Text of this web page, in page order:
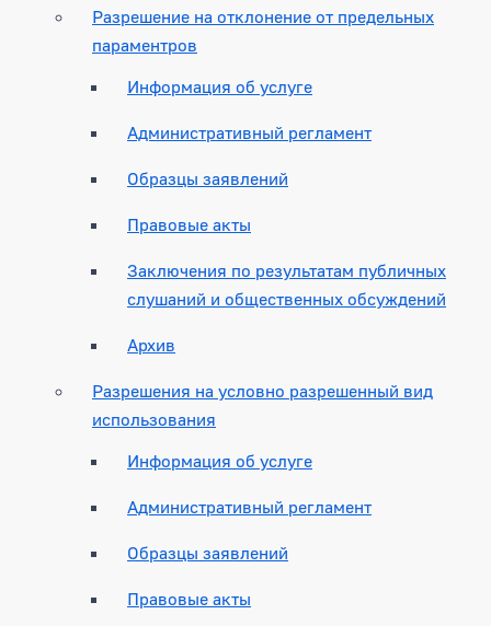
Разрешение на отклонение от предельных
параментров
Информация об услуге
Административный регламент
Образцы заявлений
Правовые акты
Заключения по результатам публичных
слушаний и общественных обсуждений
Архив
Разрешения на условно разрешенный вид
использования
Информация об услуге
Административный регламент
Образцы заявлений
Правовые акты